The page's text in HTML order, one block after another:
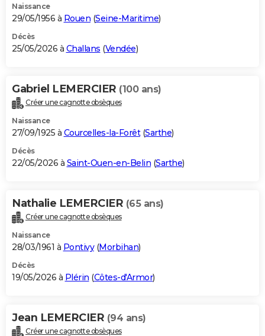
Naissance
29/05/1956 à Rouen (Seine-Maritime)
Décès
25/05/2026 à Challans (Vendée)
Gabriel LEMERCIER (100 ans)
Créer une cagnotte obsèques
Naissance
27/09/1925 à Courcelles-la-Forêt(Sarthe)
Décès
22/05/2026 à Saint-Ouen-en-Belin (Sarthe)
Nathalie LEMERCIER (65 ans)
Créer une cagnotte obsèques
Naissance
28/03/1961 à Pontivy(Morbihan)
Décès
19/05/2026 à Plérin (Côtes-d'Armor)
Jean LEMERCIER (94 ans)
Créer une cagnotte obsèques